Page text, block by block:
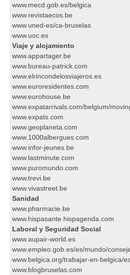
www.mecd.gob.es/belgica
www.revistaecos.be
www.uned-es/ca-bruselas
www.uoc.es
Viaje y alojamiento
www.appartager.be
www.bureau-patrick.com
www.elrincondelosviajeros.es
www.euroresidentes.com
www.eurohouse.be
www.expatarrivals.com/belgium/
www.expats.com
www.geoplaneta.com
www.1000albergues.com
www.infor-jeunes.be
www.lastminute.com
www.puromundo.com
www.trevi.be
www.vivastreet.be
Sanidad
www.pharmacie.be
www.hispasante.hispagenda.com
Laboral y Seguridad Social
www.aupair-world.es
www.empleo.gob.es/es/mundo/
www.belgica.org/trabajar-en-belgica/
www.blogbruselas.com